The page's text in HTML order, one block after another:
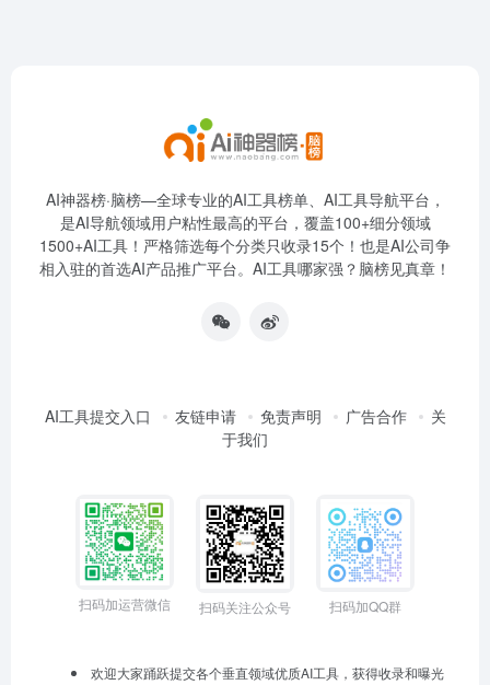
AI神器榜·脑榜—全球专业的AI工具榜单、AI工具导航平台，
是AI导航领域用户粘性最高的平台，覆盖100+细分领域
1500+AI工具！严格筛选每个分类只收录15个！也是AI公司争
相入驻的首选AI产品推广平台。AI工具哪家强？脑榜见真章！
AI工具提交入口 友链申请 免责声明 广告合作
关
于我们
扫码加运营微信 扫码关注公众号 扫码加QQ群
欢迎大家踊跃提交各个垂直领域优质AI工具，获得收录和曝光